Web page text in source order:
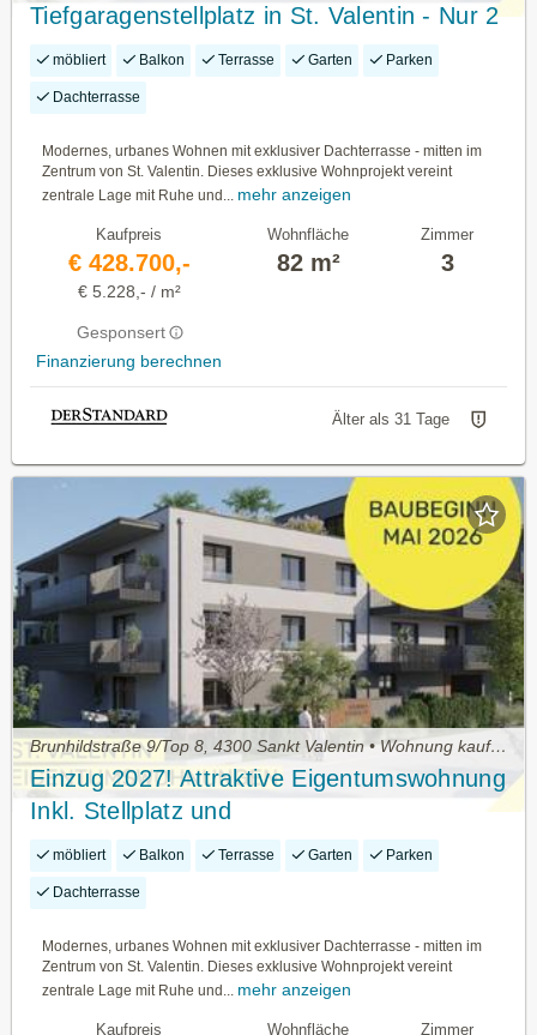
Tiefgaragenstellplatz in St. Valentin - Nur 2
Minuten zum Bahnhof!
möbliert Balkon Terrasse Garten Parken
Dachterrasse
Modernes, urbanes Wohnen mit exklusiver Dachterrasse - mitten im
Zentrum von St. Valentin. Dieses exklusive Wohnprojekt vereint
zentrale Lage mit Ruhe und... mehr anzeigen
Kaufpreis
€ 428.700,-
€ 5.228,- / m²
Gesponsert
Finanzierung berechnen
Wohnfläche
82 m²
Zimmer
3
Älter als 31 Tage
Brunhildstraße 9/Top 8, 4300 Sankt Valentin • Wohnung kaufen
Einzug 2027! Attraktive Eigentumswohnung
Inkl. Stellplatz und
Gemeinschaftsdachterrasse im Zentrum
möbliert Balkon Terrasse Garten Parken
Dachterrasse
Modernes, urbanes Wohnen mit exklusiver Dachterrasse - mitten im
Zentrum von St. Valentin. Dieses exklusive Wohnprojekt vereint
zentrale Lage mit Ruhe und... mehr anzeigen
Kaufpreis Wohnfläche Zimmer